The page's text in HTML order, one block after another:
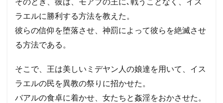
ラエルに勝利する方法を教えた。
彼らの信仰を堕落させ、神罰によって彼らを絶滅させ
る方法である。
そこで、王は美しいミデヤン人の娘達を用いて、イス
ラエルの民を異教の祭りに招かせた。
バアルの食卓に着かせ、女たちと姦淫をおかさせた。